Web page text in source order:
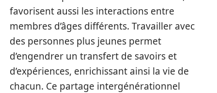
favorisent aussi les interactions entre
membres d’âges différents. Travailler avec
des personnes plus jeunes permet
d’engendrer un transfert de savoirs et
d’expériences, enrichissant ainsi la vie de
chacun. Ce partage intergénérationnel